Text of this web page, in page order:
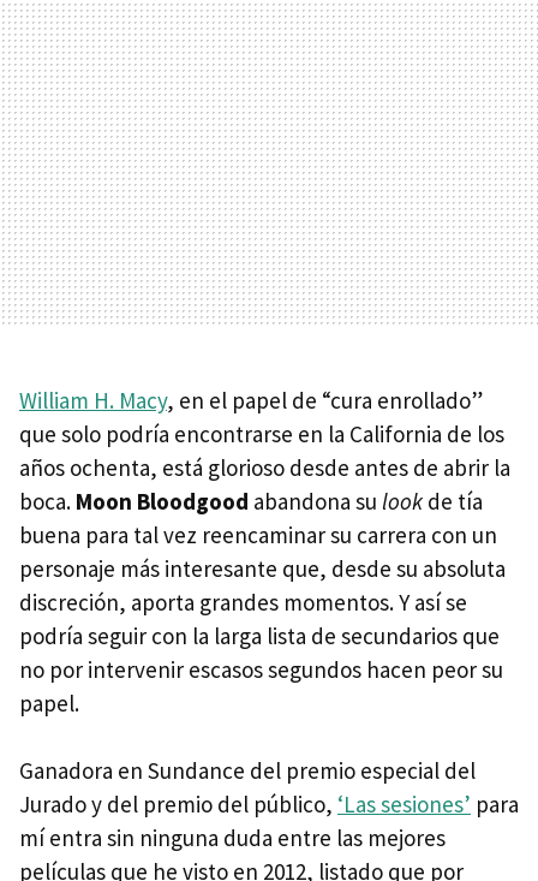
William H. Macy, en el papel de “cura enrollado”
que solo podría encontrarse en la California de los
años ochenta, está glorioso desde antes de abrir la
boca. Moon Bloodgood abandona su look de tía
buena para tal vez reencaminar su carrera con un
personaje más interesante que, desde su absoluta
discreción, aporta grandes momentos. Y así se
podría seguir con la larga lista de secundarios que
no por intervenir escasos segundos hacen peor su
papel.
Ganadora en Sundance del premio especial del
Jurado y del premio del público, ‘Las sesiones’ para
mí entra sin ninguna duda entre las mejores
películas que he visto en 2012, listado que por